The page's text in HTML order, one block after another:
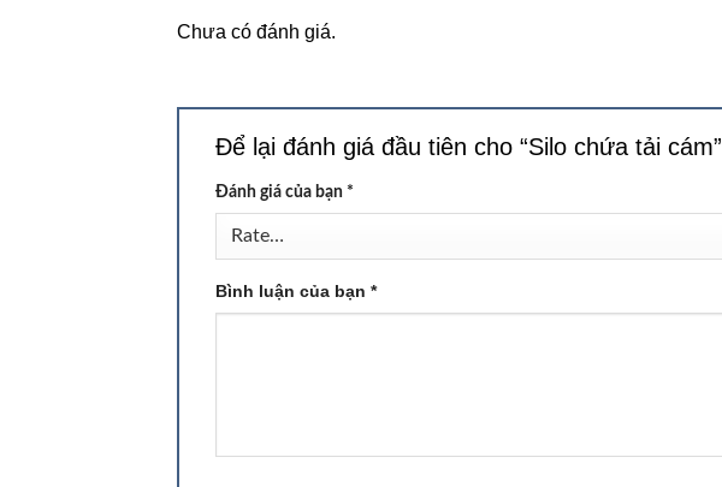
Chưa có đánh giá.
Để lại đánh giá đầu tiên cho “Silo chứa tải cám”
Đánh giá của bạn *
Bình luận của bạn *